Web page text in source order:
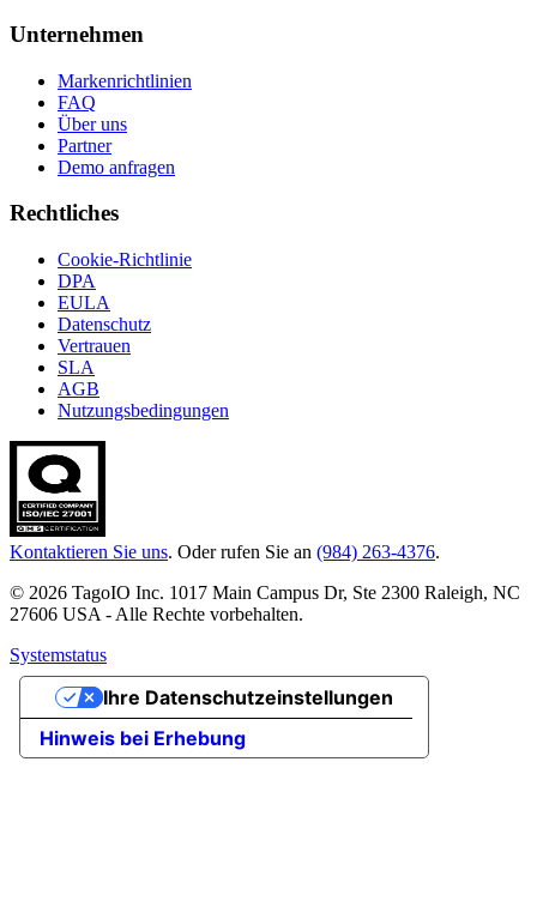
Unternehmen
Markenrichtlinien
FAQ
Über uns
Partner
Demo anfragen
Rechtliches
Cookie-Richtlinie
DPA
EULA
Datenschutz
Vertrauen
SLA
AGB
Nutzungsbedingungen
Kontaktieren Sie uns. Oder rufen Sie an (984) 263-4376.
© 2026 TagoIO Inc. 1017 Main Campus Dr, Ste 2300 Raleigh, NC
27606 USA - Alle Rechte vorbehalten.
Systemstatus
Hinweis bei Erhebung
Ihre Datenschutzeinstellungen